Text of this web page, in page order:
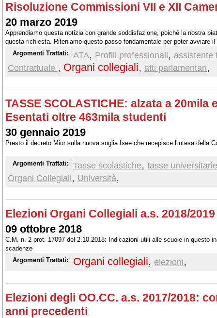
Risoluzione Commissioni VII e XII
20 marzo 2019
Apprendiamo questa notizia con grande soddisfazione, poiché la nostra
questa richiesta. Riteniamo questo passo fondamentale per poter avviare
revisione professionale di tutto il personale ATA.
Argomenti Trattati: ATA, Profili professionali, assistente
Contrattuale , Organi collegiali, atti parlamentari,
TASSE SCOLASTICHE: alzata a 20mila
Esentati oltre 463mila studenti
30 gennaio 2019
Presto il decreto Miur sulla nuova soglia Isee che recepisce l'intesa della
Argomenti Trattati: Tasse scolastiche, tasse universitarie
Organi Collegiali, Università,
Elezioni Organi Collegiali a.s. 2018/2019
09 ottobre 2018
C.M. n. 2 prot. 17097 del 2.10.2018: Indicazioni utili alle scuole in questo
scadenze
Argomenti Trattati:
Organi collegiali, elezioni,
Elezioni degli OO.CC. a.s. 2017/2018:
anni precedenti